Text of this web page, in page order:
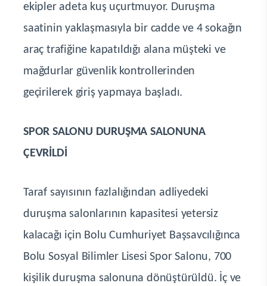
ekipler adeta kuş uçurtmuyor. Duruşma
saatinin yaklaşmasıyla bir cadde ve 4 sokağın
araç trafiğine kapatıldığı alana müşteki ve
mağdurlar güvenlik kontrollerinden
geçirilerek giriş yapmaya başladı.
SPOR SALONU DURUŞMA SALONUNA
ÇEVRİLDİ
Taraf sayısının fazlalığından adliyedeki
duruşma salonlarının kapasitesi yetersiz
kalacağı için Bolu Cumhuriyet Başsavcılığınca
Bolu Sosyal Bilimler Lisesi Spor Salonu, 700
kişilik duruşma salonuna dönüştürüldü. İç ve